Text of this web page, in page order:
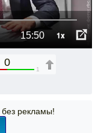
15:50 1x
0
1
рекламы!